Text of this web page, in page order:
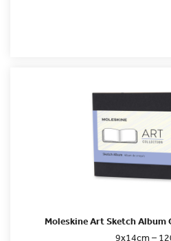
Moleskine Art Sketch Album
9x14cm –